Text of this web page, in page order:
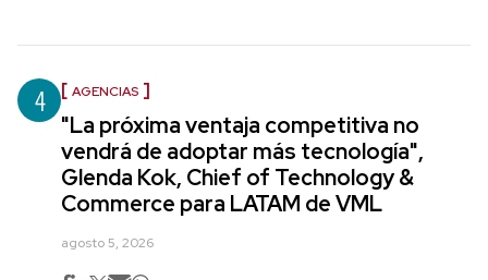
4 AGENCIAS
"La próxima ventaja competitiva no
vendrá de adoptar más tecnología",
Glenda Kok, Chief of Technology &
Commerce para LATAM de VML
agosto 5, 2026